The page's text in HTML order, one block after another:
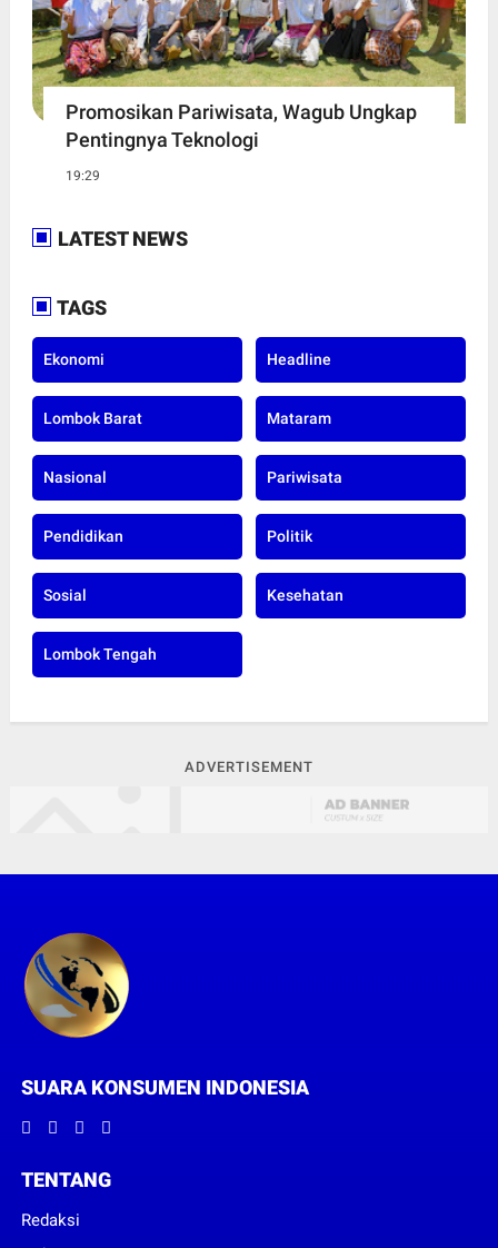
Promosikan Pariwisata, Wagub Ungkap
Pentingnya Teknologi
19:29
LATEST NEWS
TAGS
Ekonomi Headline
Lombok Barat Mataram
Nasional Pariwisata
Pendidikan Politik
Sosial Kesehatan
Lombok Tengah
ADVERTISEMENT
SUARA KONSUMEN INDONESIA
TENTANG
Redaksi